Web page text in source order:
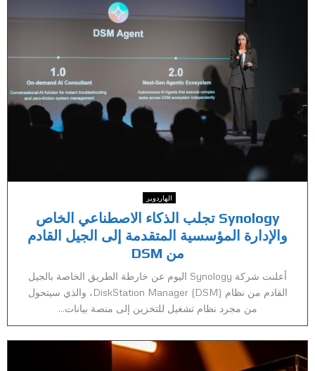
الهاردوير
Synology تجلب الذكاء الاصطناعي الخاص
والإدارة المؤسسية المتقدمة إلى الجيل القادم
من DSM
أعلنت شركة Synology اليوم عن خارطة الطريق الخاصة بالجيل
القادم من نظام DiskStation Manager (DSM)، والذي سيتحول
من مجرد نظام تشغيل للتخزين إلى منصة بيانات...